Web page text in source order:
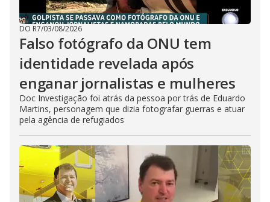
DO R7/03/08/2026
Falso fotógrafo da ONU tem
identidade revelada após
enganar jornalistas e mulheres
Doc Investigação foi atrás da pessoa por trás de Eduardo
Martins, personagem que dizia fotografar guerras e atuar
pela agência de refugiados